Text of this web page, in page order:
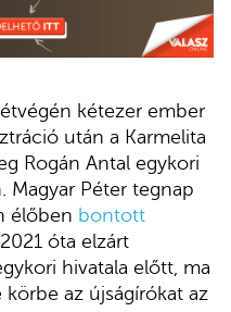
kétezer ember
után a Karmelita
Rogán Antal egykori
Magyar Péter tegnap
élőben bontott
óta elzárt
hivatala előtt, ma
az újságírókat az